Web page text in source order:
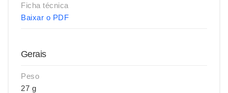
Ficha técnica
Baixar o PDF
Gerais
Peso
27 g